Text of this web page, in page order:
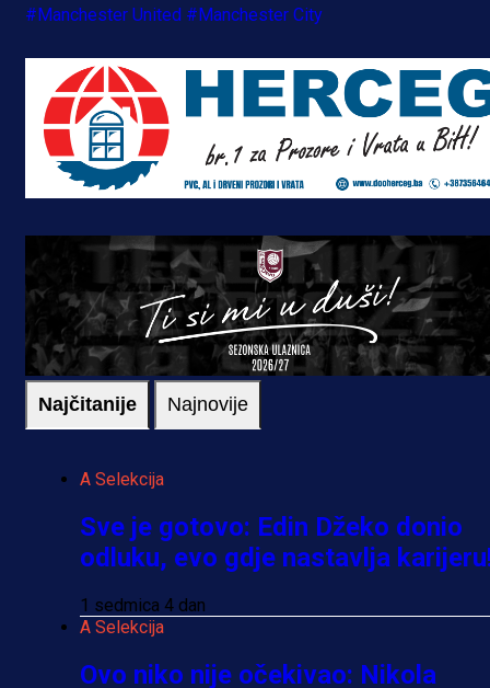
#Manchester United #Manchester City
Najčitanije Najnovije
A Selekcija
Sve je gotovo: Edin Džeko donio
odluku, evo gdje nastavlja
1 sedmica 4 dan
A Selekcija
Ovo niko nije očekivao: Nikola